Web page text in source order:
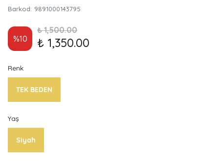
Barkod: 9891000143795
%10
₺ 1,500.00
₺ 1,350.00
Renk
TEK BEDEN
Yaş
Siyah